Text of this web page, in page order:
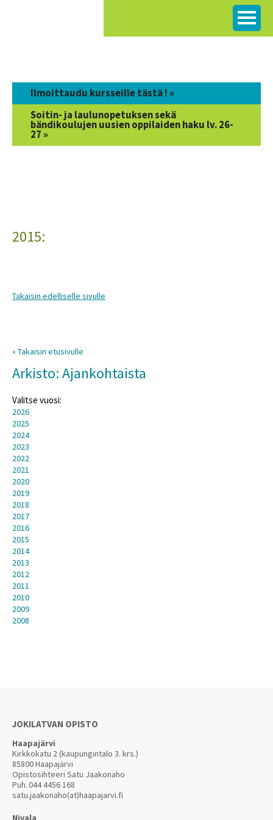
Ilmoittaudu kursseille tästä ! »
Soitin- ja laulunopetuksen sekä
bändikoulujen uusien oppilaiden haku lv. 26-
27 »
2015:
Takaisin edelliselle sivulle
« Takaisin etusivulle
Arkisto: Ajankohtaista
Valitse vuosi:
2026
2025
2024
2023
2022
2021
2020
2019
2018
2017
2016
2015
2014
2013
2012
2011
2010
2009
2008
JOKILATVAN OPISTO
Haapajärvi
Kirkkokatu 2 (kaupungintalo 3. krs.)
85800 Haapajärvi
Opistosihteeri Satu Jaakonaho
Puh.044 4456 168
satu.jaakonaho(at)haapajarvi.fi
Nivala